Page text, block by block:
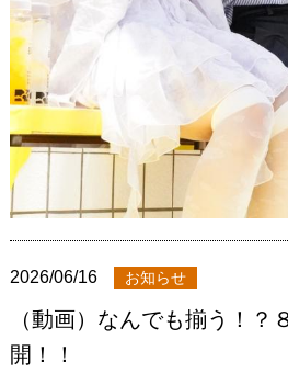
2026/06/16 お知らせ
（動画）なんでも揃う！？
開！！